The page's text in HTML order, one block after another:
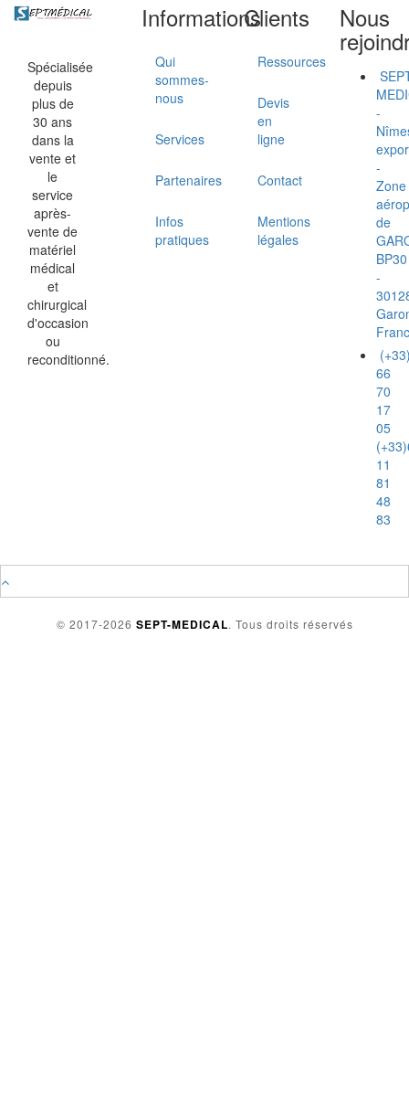
Spécialisée
depuis
plus de
30 ans
dans la
vente et
le
service
après-
vente de
matériel
médical
et
chirurgical
d'occasion
ou
reconditionné.
Informations
Qui
sommes-
nous
Services
Partenaires
Infos
pratiques
Clients
Ressources
Devis
en
ligne
Contact
Mentions
légales
Nous
-
-
Zone
de
BP30
-
66
70
17
05
11
81
48
83
© 2017-2026 SEPT-MEDICAL. Tous droits réservés